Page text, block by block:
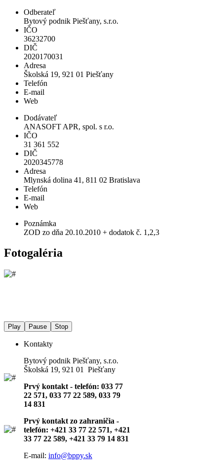
Odberateľ
Bytový podnik Piešťany, s.r.o.
IČO
36232700
DIČ
2020170031
Adresa
Školská 19, 921 01 Piešťany
Telefón
E-mail
Web
Dodávateľ
ANASOFT APR, spol. s r.o.
IČO
31 361 552
DIČ
2020345778
Adresa
Mlynská dolina 41, 811 02 Bratislava
Telefón
E-mail
Web
Poznámka
ZOD zo dňa 20.10.2010 + dodatok č. 1,2,3
Fotogaléria
Play Pause Stop
Kontakty
Bytový podnik Piešťany, s.r.o.
Školská 19, 921 01 Piešťany
Prvý kontakt - telefón: 033 77
22 571, 033 77 22 589, 033 79
14 831
Prvý kontakt zo zahraničia -
telefón: +421 33 77 22 571, +421
33 77 22 589, +421 33 79 14 831
E-mail: info@bppy.sk